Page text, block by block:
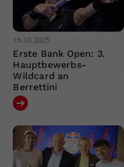
16.10.2025
Erste Bank Open: 3.
Hauptbewerbs-
Wildcard an
Berrettini